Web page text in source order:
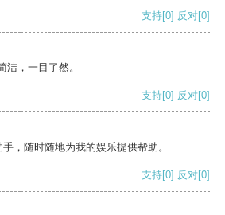
支持[0] 反对[0]
洁，一目了然。
支持[0] 反对[0]
，随时随地为我的娱乐提供帮助。
支持[0] 反对[0]